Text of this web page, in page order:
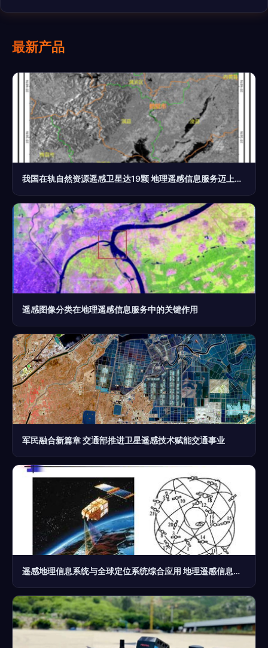
最新产品
我国在轨自然资源遥感卫星达19颗 地理遥感信息服务迈上新台阶
遥感图像分类在地理遥感信息服务中的关键作用
军民融合新篇章 交通部推进卫星遥感技术赋能交通事业
遥感地理信息系统与全球定位系统综合应用 地理遥感信息服务的新篇章